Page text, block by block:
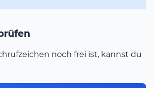
noch frei ist, kannst du